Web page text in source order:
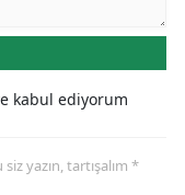
kabul ediyorum
yazın, tartışalım *